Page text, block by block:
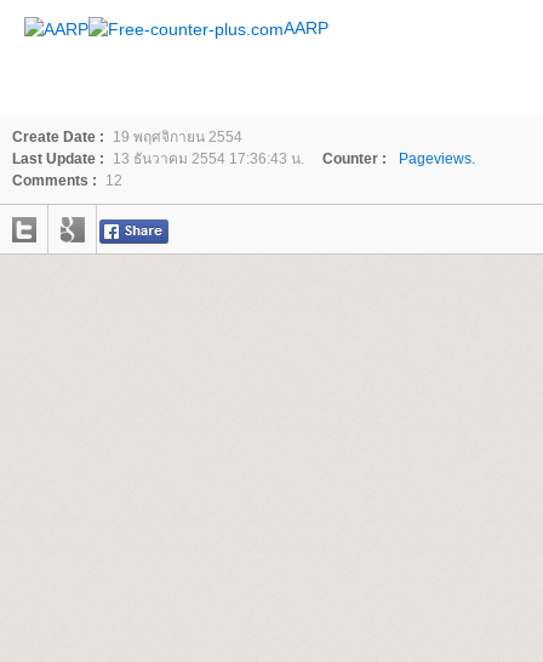
AARP
Create Date :
19 พฤศจิกายน 2554
Last Update :
13 ธันวาคม 2554 17:36:43 น. Counter :
Pageviews.
Comments :
12